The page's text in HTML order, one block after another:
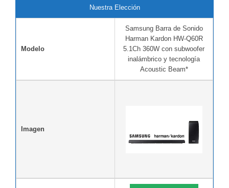
Nuestra Elección
Modelo
Samsung Barra de Sonido
Harman Kardon HW-Q60R
5.1Ch 360W con subwoofer
inalámbrico y tecnología
Acoustic Beam*
Imagen